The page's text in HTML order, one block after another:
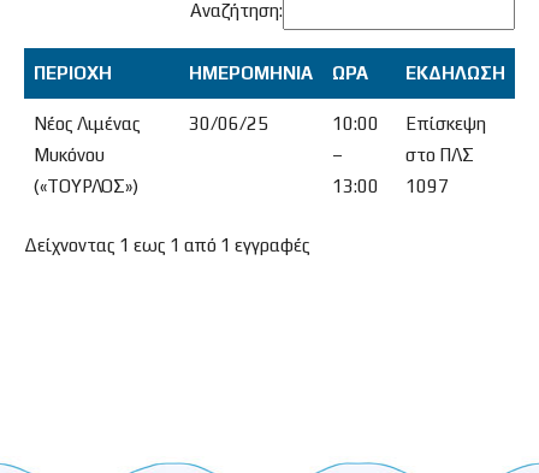
Αναζήτηση:
ΠΕΡΙΟΧΗ ΗΜΕΡΟΜΗΝΙΑ ΩΡΑ
ΕΚΔΗΛΩΣΗ
ΠΕΡΙΟΧΗ
ΗΜΕΡΟΜΗΝΙΑ ΩΡΑ ΕΚΔΗΛΩΣΗ
Νέος Λιμένας
Μυκόνου
(«ΤΟΥΡΛΟΣ»)
30/06/25
10:00
–
13:00
Επίσκεψη
στο ΠΛΣ
1097
Δείχνοντας 1 εως 1 από 1 εγγραφές